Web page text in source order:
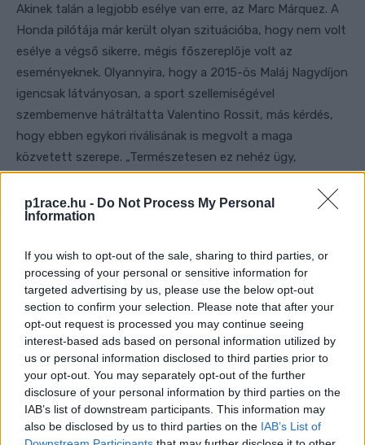
p1race.hu - Do Not Process My Personal
Information
If you wish to opt-out of the sale, sharing to third parties, or
processing of your personal or sensitive information for
targeted advertising by us, please use the below opt-out
section to confirm your selection. Please note that after your
opt-out request is processed you may continue seeing
interest-based ads based on personal information utilized by
us or personal information disclosed to third parties prior to
your opt-out. You may separately opt-out of the further
disclosure of your personal information by third parties on the
IAB’s list of downstream participants. This information may
also be disclosed by us to third parties on the IAB’s List of
Akinek talán a legjobb esélye van erre, az Marc Márquez. A
Honda pilótája már került olyan szituációba, hogy nem volt
esélye a végső sikerre, mégis főszereplője volt az
eseményeknek. Olyannyira, hogy a 2015-ös Maláj Nagydíjon
igencsak látványosan, a sport szellemiségével
szembemenve hátráltatta Valentino Rossit, más kérdés,
hogy ebben egykori riválisának is megvolt a maga
közvetett szerepe. „Természetesen ez nehéz ügy,
korábban már belekeveredtem” –utaltnevetve erre a
botrányra aTNT Sportsnak adott nyilatkozatában.